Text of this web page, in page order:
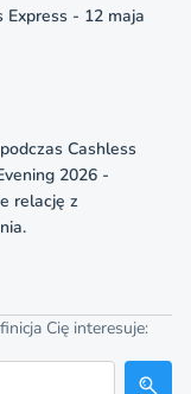
Express - 12 maja
Cashless
2026 -
relację z
Cię interesuje: